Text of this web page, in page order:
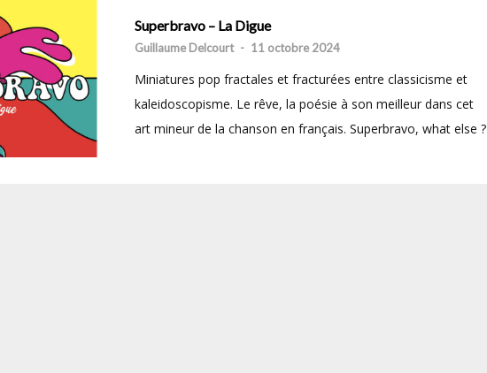
Superbravo – La Digue
Guillaume Delcourt - 11 octobre 2024
Miniatures pop fractales et fracturées entre classicisme et
kaleidoscopisme. Le rêve, la poésie à son meilleur dans cet
art mineur de la chanson en français. Superbravo, what else ?